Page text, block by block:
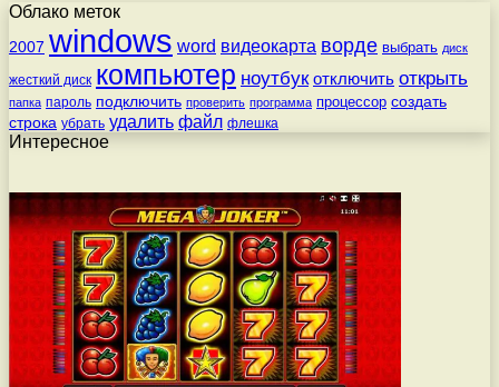
Облако меток
2007 windows word видеокарта ворде выбрать диск
жесткий диск компьютер ноутбук отключить открыть
папка пароль подключить проверить программа процессор создать
строка убрать удалить файл флешка
Интересное